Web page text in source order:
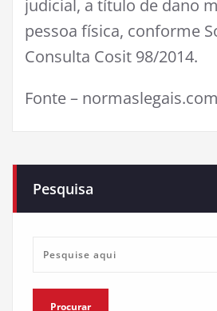
judicial, a título de dano
pessoa física, conforme
Consulta Cosit 98/2014.
Fonte –
Pesquisa